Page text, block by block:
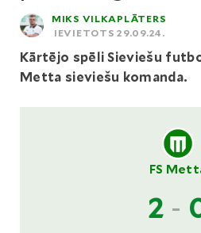
MIKS VILKAPLĀTERS
IEVIETOTS 29.09.24.
Kārtējo spēli Sieviešu
Metta sieviešu komanda.
FS
2 -